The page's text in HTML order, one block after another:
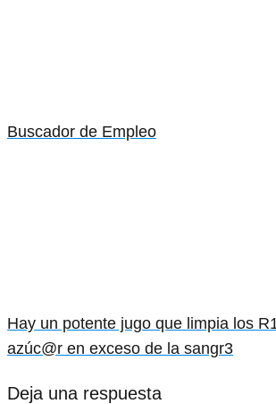
Buscador de Empleo
Hay un potente jugo que limpia los
azúc@r en exceso de la sangr3
Deja una respuesta